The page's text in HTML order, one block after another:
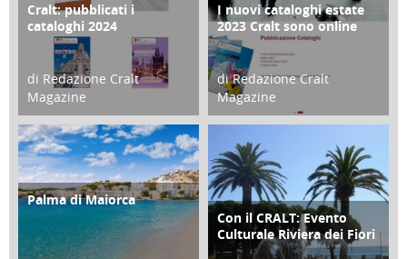
COPERTINA
Cralt: pubblicati i
cataloghi 2024
di Redazione Cralt
Magazine
21 Novembre 2023
CONTRO COPERTINA
I nuovi cataloghi estate
2023 Cralt sono online
di Redazione Cralt
Magazine
07 Marzo 2023
ATTIVITÀ
Palma di Maiorca
ATTIVITÀ
Con il CRALT: Evento
Culturale Riviera dei Fiori